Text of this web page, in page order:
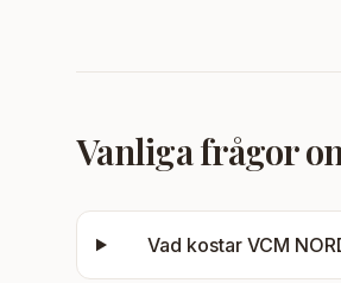
Vanliga frågor
Vad kostar VCM